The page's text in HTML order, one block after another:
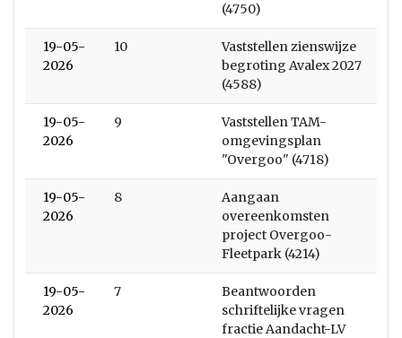
(4750)
19-05-
2026
10
Vaststellen zienswijze
begroting Avalex 2027
(4588)
19-05-
2026
9
Vaststellen TAM-
omgevingsplan
"Overgoo" (4718)
19-05-
2026
8
Aangaan
overeenkomsten
project Overgoo-
Fleetpark (4214)
19-05-
2026
7
Beantwoorden
schriftelijke vragen
fractie Aandacht-LV